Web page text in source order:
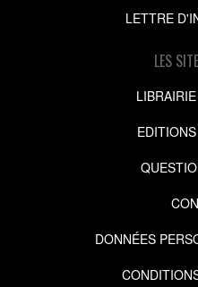
LETTRE
LES
DONNÉES